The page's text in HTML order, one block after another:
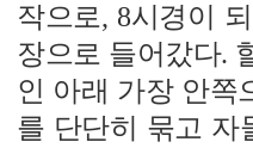
작으로, 8시경이
장으로 들어갔다.
인 아래 가장 안쪽
를 단단히 묶고 자